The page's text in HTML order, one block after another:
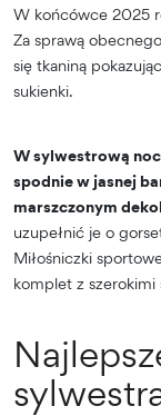
W końcówce 2025
Za sprawą
się tkaniną
sukienki.
W sylwestrową
spodnie w jasnej
marszczonym
uzupełnić je o
Miłośniczki
komplet z